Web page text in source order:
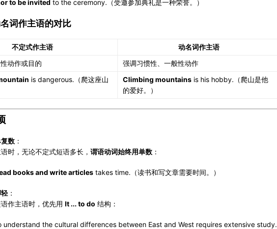
to be invited to the ceremony.（受邀参加典礼是一种荣誉。）
词作主语的对比
不定式作主语
动名词作主语
动作或目的
强调习惯性、一般性动作
is dangerous.（爬这座山
Climbing mountains is his hobby.（爬山是他
的爱好。）
数 ：
时，无论不定式短语多长， 谓语动词始终用单数 ：
books and write articles takes time.（读书和写文章需要时间。）
：
作主语时，优先用 It ... to do 结构：
understand the cultural differences between East and West requires extensive study.